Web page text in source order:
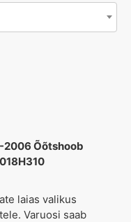
2006 Õõtshoob
laias valikus
Varuosi saab